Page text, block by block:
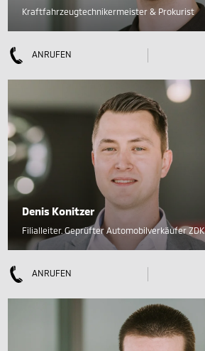
Kraftfahrzeugtechnikermeister & Prokurist
ANRUFEN
Denis Konitzer
Filialleiter. Geprüfter Automobilverkäufer ZDK
ANRUFEN